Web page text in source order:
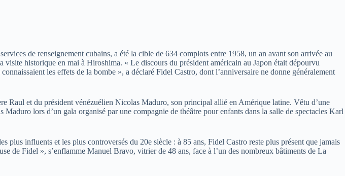
de renseignement cubains, a été la cible de 634 complots entre 1958, un an avant son arrivée au
historique en mai à Hiroshima. « Le discours du président américain au Japon était dépourvu
les effets de la bombe », a déclaré Fidel Castro, dont l’anniversaire ne donne généralement
Raul et du président vénézuélien Nicolas Maduro, son principal allié en Amérique latine. Vêtu d’une
lors d’un gala organisé par une compagnie de théâtre pour enfants dans la salle de spectacles Karl
plus influents et les plus controversés du 20e siècle : à 85 ans, Fidel Castro reste plus présent que jamais
de Fidel », s’enflamme Manuel Bravo, vitrier de 48 ans, face à l’un des nombreux bâtiments de La